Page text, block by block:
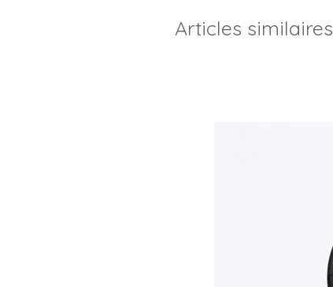
Articles similaires